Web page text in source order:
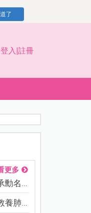
了
登入|註冊
更多
勳名...
養肺...